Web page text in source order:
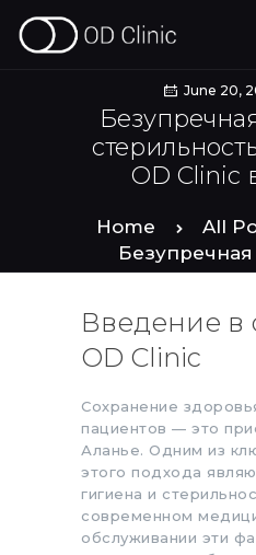
June 20,
OD Clinic
Home All
Безупречная
HOME
ABOUT
SMILE
DENTAL &
Введение в
OD Clinic
Сохранение
пациентов — это
Аланье. Одним из
этого подхода
гигиена и
современном
обслуживании эти